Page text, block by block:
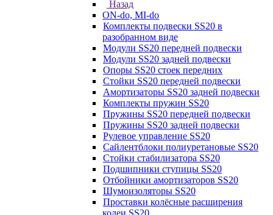
Назад
ON-do, MI-do
Комплекты подвески SS20 в
разобранном виде
Модули SS20 передней подвески
Модули SS20 задней подвески
Опоры SS20 стоек передних
Стойки SS20 передней подвески
Амортизаторы SS20 задней подвески
Комплекты пружин SS20
Пружины SS20 передней подвески
Пружины SS20 задней подвески
Рулевое управление SS20
Сайлентблоки полиуретановые SS20
Стойки стабилизатора SS20
Подшипники ступицы SS20
Отбойники амортизаторов SS20
Шумоизоляторы SS20
Проставки колёсные расширения
колеи SS20